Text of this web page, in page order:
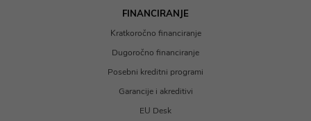
FINANCIRANJE
Kratkoročno financiranje
Dugoročno financiranje
Posebni kreditni programi
Garancije i akreditivi
EU Desk